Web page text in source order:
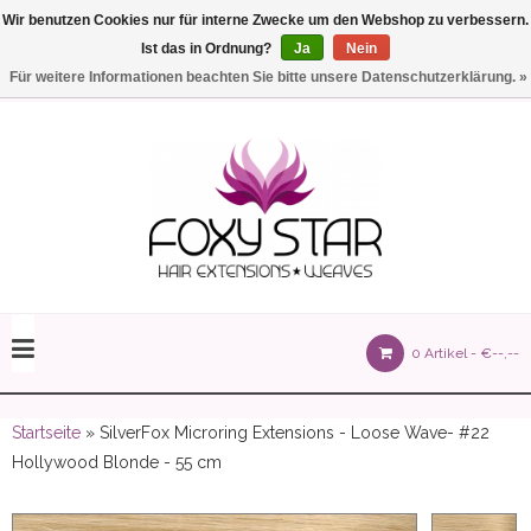
Einstellungen
0 Artikel - €--,--
150 gram)
Startseite » SilverFox Microring Extensions - Loose Wave- #22
Hollywood Blonde - 55 cm
Wir benutzen Cookies nur für interne Zwecke um den Webshop zu verbessern.
Ist das in Ordnung?
Ja
Nein
Für weitere Informationen beachten Sie bitte unsere Datenschutzerklärung. »